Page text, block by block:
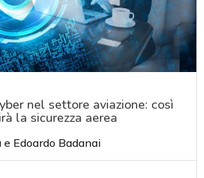
nel settore aviazione: così
la sicurezza aerea
e Edoardo Badanai